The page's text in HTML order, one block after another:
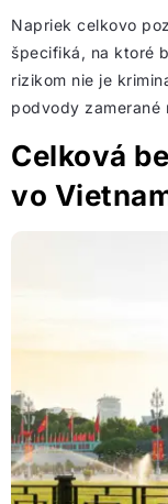
Napriek celkovo
špecifiká, na ktoré
rizikom nie je
podvody zamerané
Celková
vo